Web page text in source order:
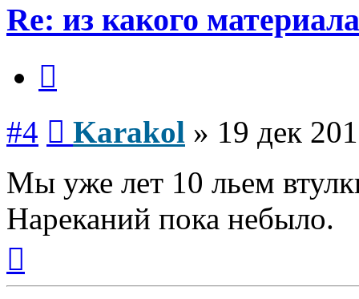
Re: из какого
#4 Karakol » 19 дек
Мы уже лет 10 льем
Нареканий пока небыло.
началу